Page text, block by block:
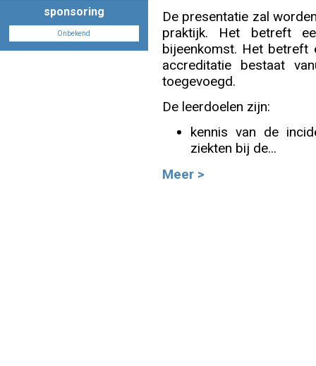
sponsoring
Onbekend
De presentatie zal
praktijk. Het betreft
bijeenkomst. Het betreft
accreditatie bestaat
toegevoegd.
De leerdoelen zijn:
kennis van de
ziekten bij de...
Meer >